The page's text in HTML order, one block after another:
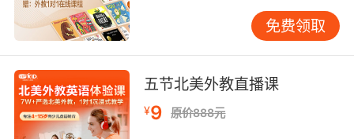
免费领取
五节北美外教直播课
¥9 原价888元